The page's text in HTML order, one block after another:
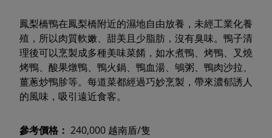
鳳梨橋鴨在鳳梨橋附近的濕地自由放養，未經工業化養
殖，所以肉質軟嫩、甜美且少脂肪，沒有臭味。鴨子清
理後可以烹製成多種美味菜餚，如水煮鴨、烤鴨、叉燒
烤鴨、酸果燉鴨、鴨火鍋、鴨血湯、鴝粥、鴨肉沙拉、
薑蔥炒鴨胗等。每道菜都經過巧妙烹製，帶來濃郁誘人
的風味，吸引遠近食客。
參考價格： 240,000 越南盾/隻